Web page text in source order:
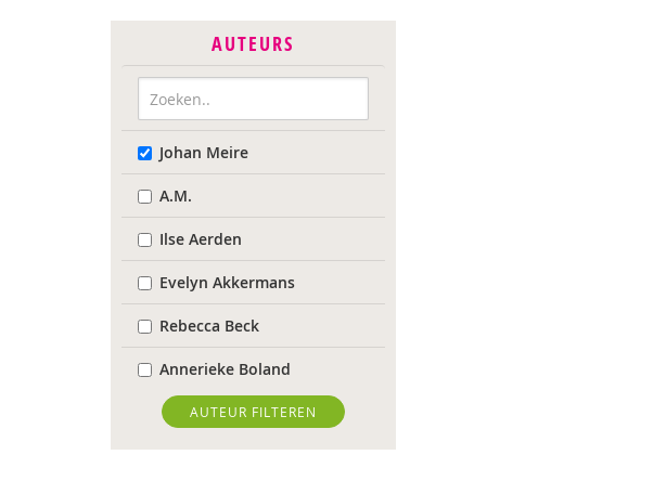
AUTEURS
Johan Meire
A.M.
Ilse Aerden
Evelyn Akkermans
Rebecca Beck
Annerieke Boland
Wendy Bontje
Wanda Bosbaan
AUTEUR FILTEREN